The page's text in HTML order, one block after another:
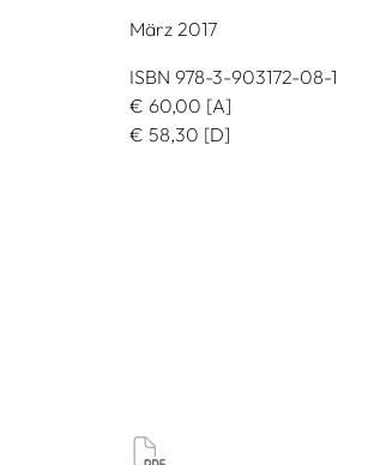
März 2017
ISBN 978-3-903172-08-1
€ 60,00 [A]
€ 58,30 [D]